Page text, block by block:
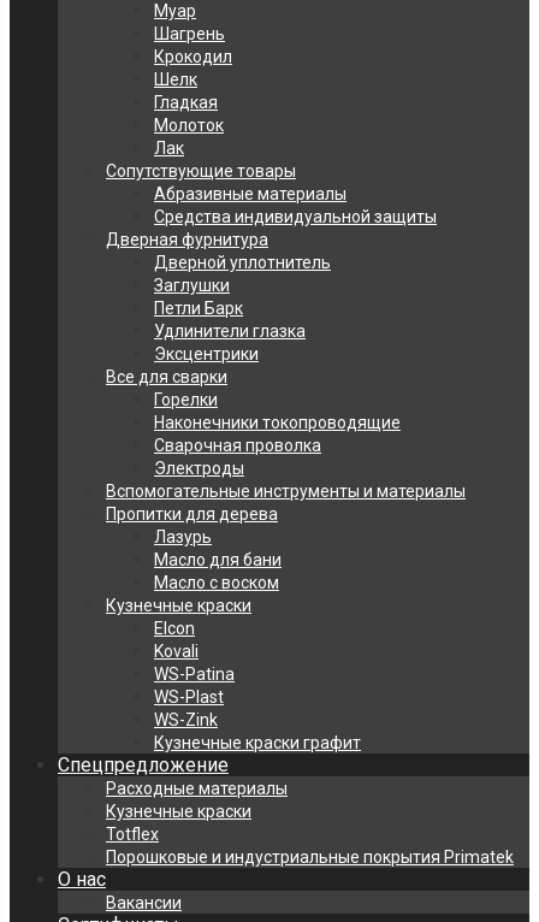
Муар
Шагрень
Крокодил
Шелк
Гладкая
Молоток
Лак
Сопутствующие товары
Абразивные материалы
Средства индивидуальной защиты
Дверная фурнитура
Дверной уплотнитель
Заглушки
Петли Барк
Удлинители глазка
Эксцентрики
Все для сварки
Горелки
Наконечники токопроводящие
Сварочная проволка
Электроды
Вспомогательные инструменты и материалы
Пропитки для дерева
Лазурь
Масло для бани
Масло с воском
Кузнечные краски
Elcon
Kovali
WS-Patina
WS-Plast
WS-Zink
Кузнечные краски графит
Спецпредложение
Расходные материалы
Кузнечные краски
Totflex
Порошковые и индустриальные покрытия Primatek
О нас
Вакансии